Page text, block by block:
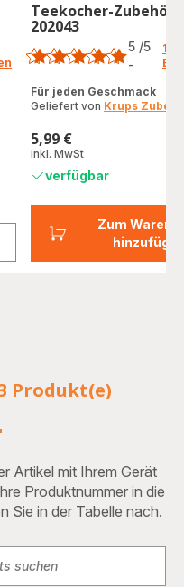
Zum
Teekocher-Zubehör
202043
Bewertung
mit
5
(Durchschnitt)
5 /5
-
1
Für jeden Geschmack
Geliefert von Krups
Preis
5,99 €
inkl. MwSt
verfügbar
Produkt(e)
Artikel mit Ihrem Gerät
Produktnummer in die
Sie in der Tabelle nach.